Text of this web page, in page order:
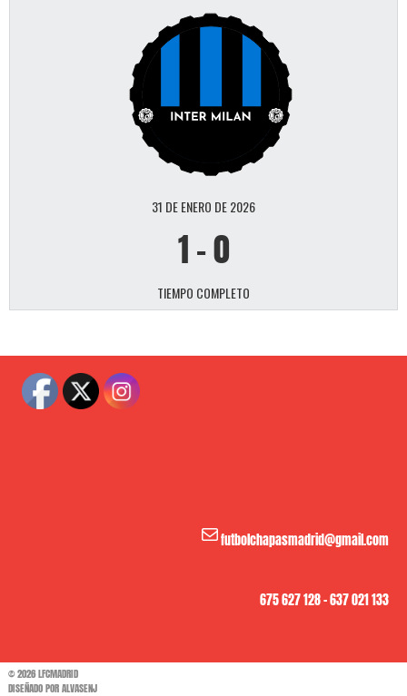
31 DE ENERO DE 2026
1-0
TIEMPO COMPLETO
Correo electrónico
futbolchapasmadrid@gmail.com
675 627 128 - 637 021 133
© 2026 LFCMADRID
DISEÑADO POR ALVASENJ